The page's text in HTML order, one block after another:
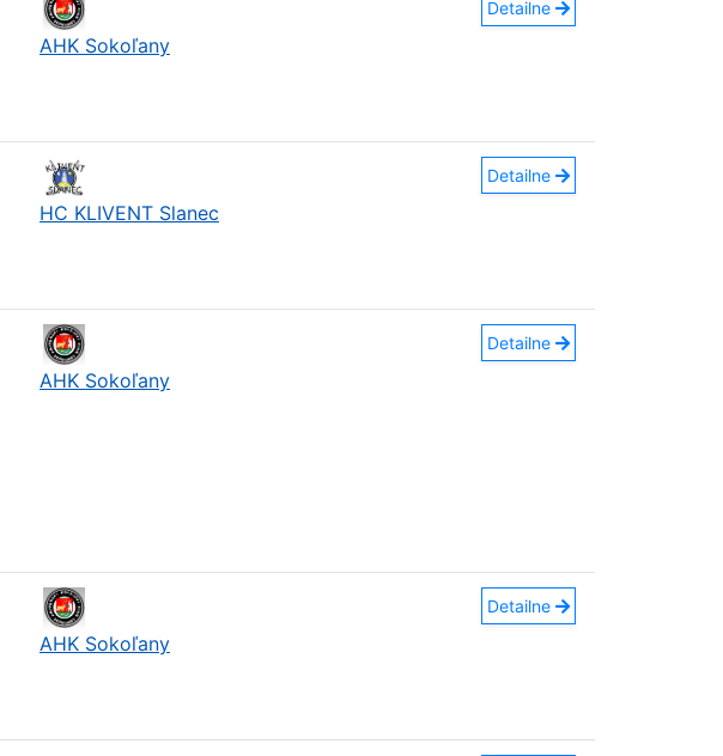
AHK Sokoľany
Detailne
HC KLIVENT Slanec
Detailne
AHK Sokoľany
Detailne
AHK Sokoľany
Detailne